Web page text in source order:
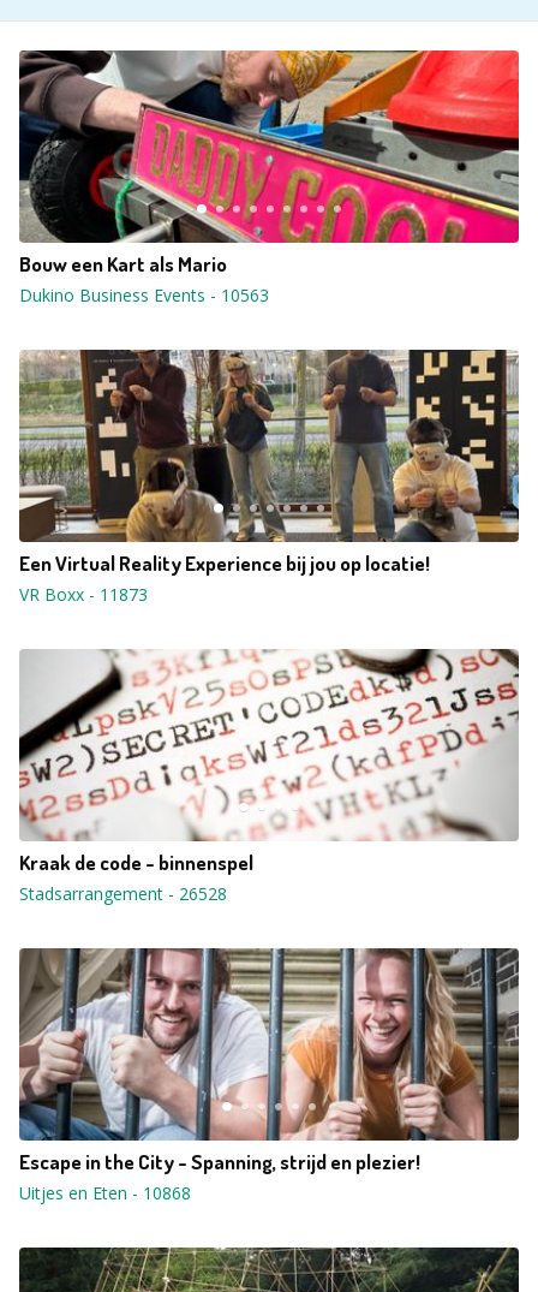
Bouw een Kart als Mario
Dukino Business Events - 10563
Een Virtual Reality Experience bij jou op locatie!
VR Boxx - 11873
Kraak de code - binnenspel
Stadsarrangement - 26528
Escape in the City - Spanning, strijd en plezier!
Uitjes en Eten - 10868